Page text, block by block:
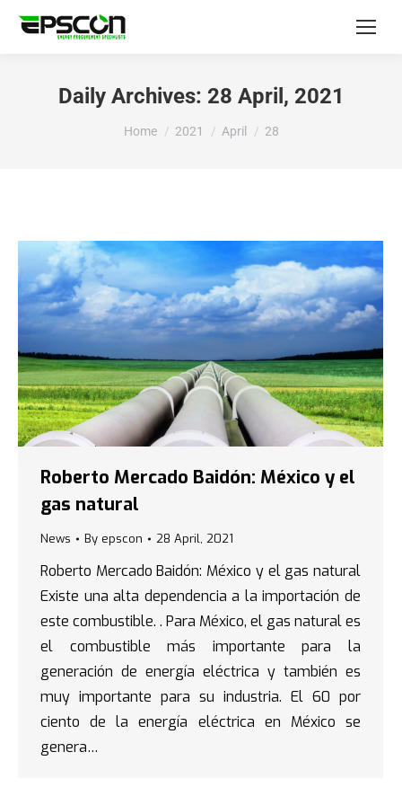
Daily Archives: 28 April, 2021
You are here:
Home 2021 April 28
Roberto Mercado Baidón: México y el
gas natural
News By epscon 28 April, 2021
Roberto Mercado Baidón: México y el gas natural
Existe una alta dependencia a la importación de
este combustible. . Para México, el gas natural es
el combustible más importante para la
generación de energía eléctrica y también es
muy importante para su industria. El 60 por
ciento de la energía eléctrica en México se
genera…